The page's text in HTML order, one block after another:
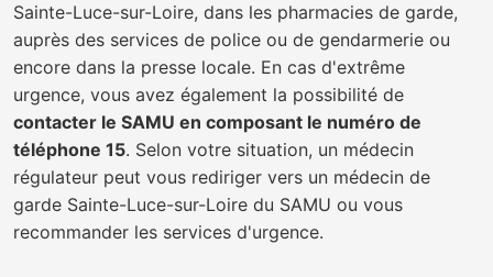
Sainte-Luce-sur-Loire, dans les pharmacies de garde,
auprès des services de police ou de gendarmerie ou
encore dans la presse locale. En cas d'extrême
urgence, vous avez également la possibilité de
contacter le SAMU en composant le numéro de
téléphone 15. Selon votre situation, un médecin
régulateur peut vous rediriger vers un médecin de
garde Sainte-Luce-sur-Loire du SAMU ou vous
recommander les services d'urgence.